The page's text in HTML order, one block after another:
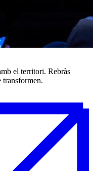
el territori. Rebràs
transformen.